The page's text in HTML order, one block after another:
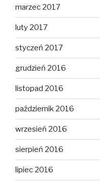
marzec 2017
luty 2017
styczeń 2017
grudzień 2016
listopad 2016
październik 2016
wrzesień 2016
sierpień 2016
lipiec 2016